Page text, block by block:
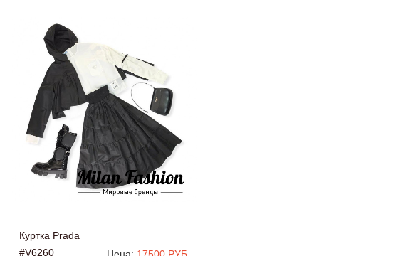
Куртка Prada
#V6260